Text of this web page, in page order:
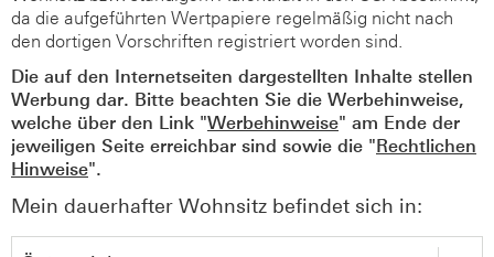
da die aufgeführten Wertpapiere regelmäßig nicht nach
den dortigen Vorschriften registriert worden sind.
Die auf den Internetseiten dargestellten Inhalte stellen
Werbung dar. Bitte beachten Sie die Werbehinweise,
welche über den Link "Werbehinweise" am Ende der
jeweiligen Seite erreichbar sind sowie die "Rechtlichen
Hinweise".
Mein dauerhafter Wohnsitz befindet sich in: